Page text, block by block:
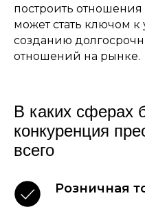
построить
может стать ключом к
созданию
отношений на рынке.
В каких сферах
конкуренция
всего
Розничная